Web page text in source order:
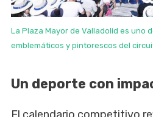
La Plaza Mayor de Valladolid es uno
emblemáticos y pintorescos del
Un deporte con